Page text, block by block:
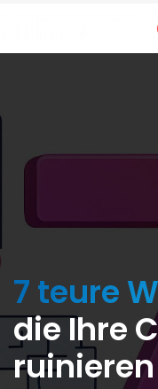
7 teure
die Ihre
ruinieren